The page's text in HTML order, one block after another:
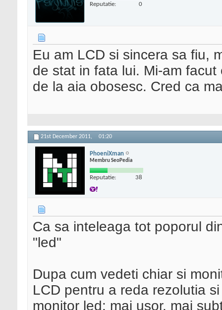
Reputatie: 0
Eu am LCD si sincera sa fiu,
de stat in fata lui. Mi-am
de la aia obosesc. Cred ca
21st December 2011, 01:20
PhoeniXman
Membru SeoPedia
Reputatie: 38
Ca sa inteleaga tot poporul
"led"
Dupa cum vedeti chiar si
LCD pentru a reda rezolutia
monitor led: mai usor, mai